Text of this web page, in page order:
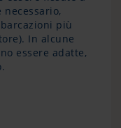
più
In alcune
essere adatte,